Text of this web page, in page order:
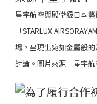
星宇航空與殿堂級日本
「STARLUX
場，呈現出宛如金屬般
討論。圖片來源｜星宇航